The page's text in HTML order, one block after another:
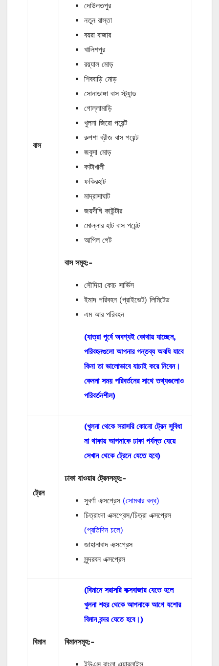
বাস
দোউলতপুর
নতুন রাস্তা
বয়রা বাজার
খালিশপুর
রয়্যাল মোড়
শিববাড়ি মোড়
সোনাডাঙ্গা বাস স্ট্যান্ড
গোল্লামাড়ি
খুলনা জিরো পয়েন্ট
রুপশা ব্রীজ বাস পয়েন্ট
জবুসা মোড়
কাটাখালী
ফকিরহাট
মাদ্রাসাঘাট
জয়দীঘি কাউন্টার
মোল্লার হাট বাস পয়েন্ট
আপিল গেট
বাস সমূহ:-
সৌদিয়া কোচ সার্ভিস
ইমাদ পরিবহন (প্রাইভেট) লিমিটেড
এম আর পরিবহন
(যাত্রা পূর্বে অবশ্যই কোথায় যাচ্ছেন,
পরিবহনগুলো আপনার গন্তব্য অবধি যাবে
কিনা তা ভালোভাবে যাচাই করে নিবেন।
কেননা সময় পরিবর্তনের সাথে তথ্যগুলোও
পরিবর্তনশীল)
ট্রেন
(খুলনা থেকে সরাসরি কোনো ট্রেন সুবিধা
না থাকায় আপনাকে ঢাকা পর্যন্ত যেয়ে
সেখান থেকে ট্রেনে যেতে হবে)
ঢাকা যাওয়ার ট্রেনসমূহ:-
সুবর্ণা এক্সপ্রেস (সোমবার বন্ধ)
চিত্রাংদা এক্সপ্রেস/চিত্রা এক্সপ্রেস
(প্রতিদিন চলে)
জাহানাবাদ এক্সপ্রেস
সুন্দরবন এক্সপ্রেস
বিমান
(বিমানে সরাসরি কক্সবাজার যেতে হলে
খুলনা শহর থেকে আপনাকে আগে যশোর
বিমান বন্দর যেতে হবে।)
বিমানসমূহ:-
ইউএস বাংলা এয়ারলাইন্স